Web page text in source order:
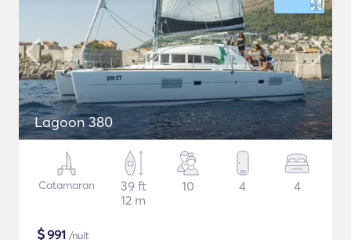
Lagoon 380
Catamaran
39 ft
12 m
10 4 4
$991 /nuit